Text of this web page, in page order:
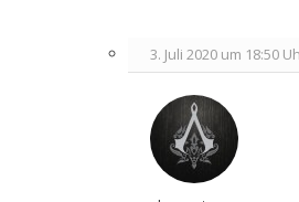
3. Juli 2020 um 18:50